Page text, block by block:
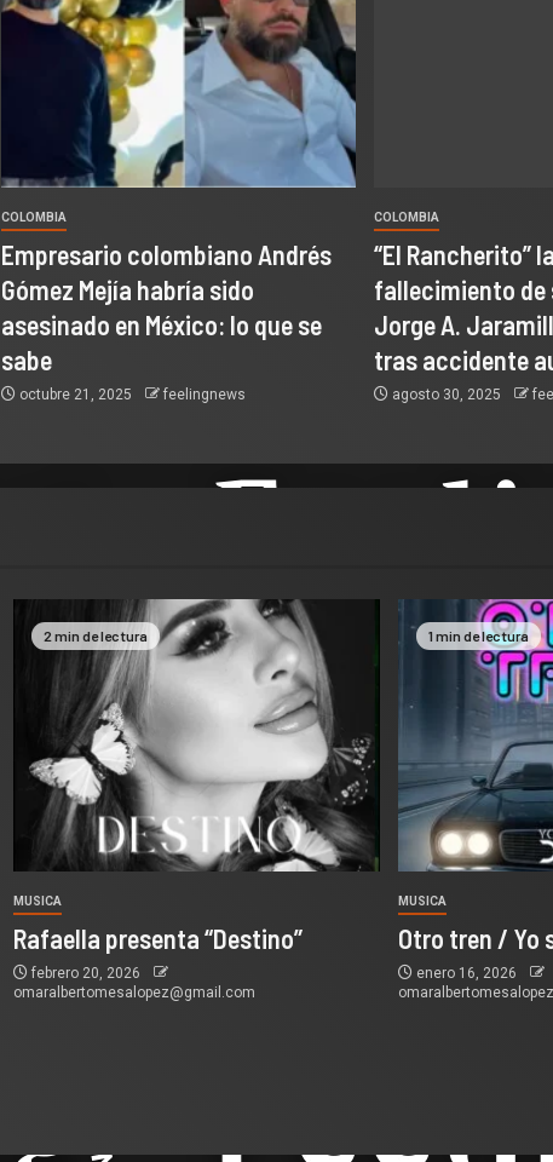
COLOMBIA
Empresario colombiano Andrés
Gómez Mejía habría sido
asesinado en México: lo que se
sabe
octubre 21, 2025 feelingnews
COLOMBIA
“El Rancherito”
fallecimiento de
Jorge A.
tras accidente
agosto 30, 2025
2 min de lectura
MUSICA
Rafaella presenta “Destino”
febrero 20, 2026
omaralbertomesalopez@gmail.com
1 min de lectura
MUSICA
Otro tren / Yo
enero 16, 2026